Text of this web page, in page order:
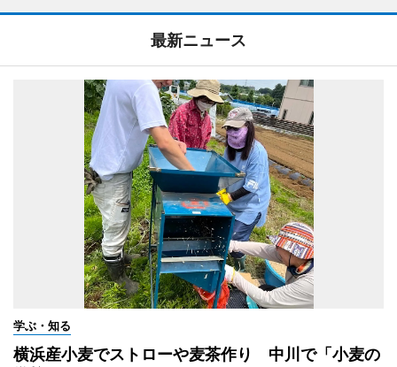
最新ニュース
学ぶ・知る
横浜産小麦でストローや麦茶作り 中川で「小麦の